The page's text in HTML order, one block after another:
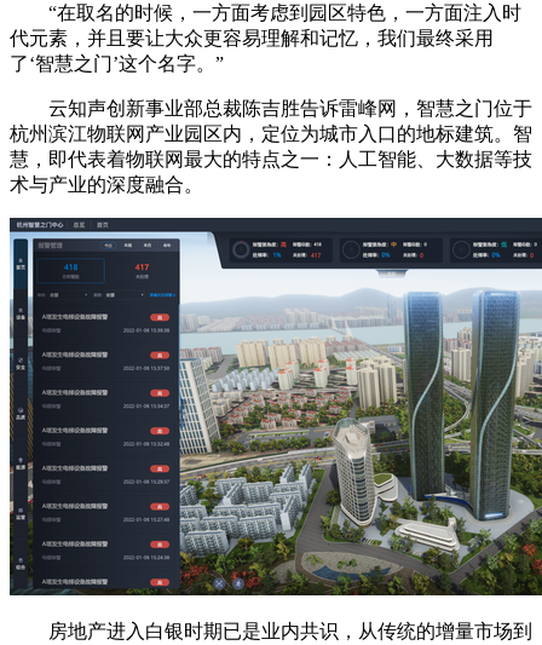
“在取名的时候，一方面考虑到园区特色，一方面注入时
代元素，并且要让大众更容易理解和记忆，我们最终采用
了‘智慧之门’这个名字。”
云知声创新事业部总裁陈吉胜告诉雷峰网，智慧之门位于
杭州滨江物联网产业园区内，定位为城市入口的地标建筑。智
慧，即代表着物联网最大的特点之一：人工智能、大数据等技
术与产业的深度融合。
房地产进入白银时期已是业内共识，从传统的增量市场到